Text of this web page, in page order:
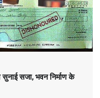
सुनाई सजा, भवन निर्माण के